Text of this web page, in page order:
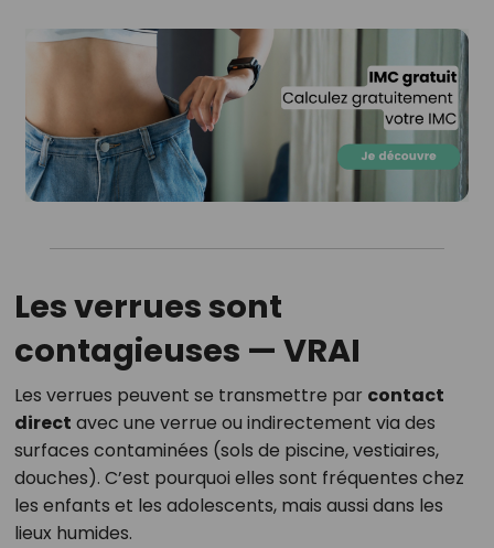
Les verrues sont
contagieuses — VRAI
Les verrues peuvent se transmettre par contact
direct avec une verrue ou indirectement via des
surfaces contaminées (sols de piscine, vestiaires,
douches). C’est pourquoi elles sont fréquentes chez
les enfants et les adolescents, mais aussi dans les
lieux humides.